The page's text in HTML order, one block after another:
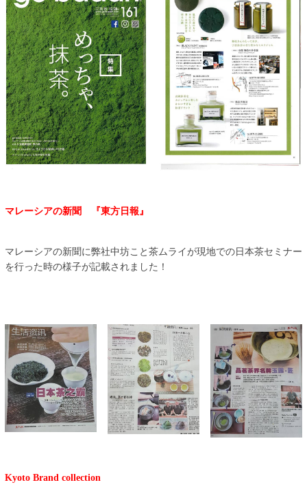
マレーシアの新聞 『東方日報』
マレーシアの新聞に弊社中坊こと茶ムライが現地での日本茶セミナー
を行った時の様子が記載されました！
Kyoto Brand collection